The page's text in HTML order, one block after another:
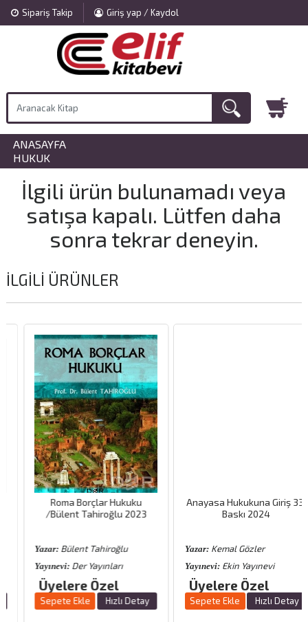
Sipariş Takip Giriş yap / Kaydol
ANASAYFA
HUKUK
İlgili ürün bulunamadı veya
satışa kapalı. Lütfen daha
sonra tekrar deneyin.
İLGILI ÜRÜNLER
Roma Borçlar Hukuku
/Bülent Tahiroğlu 2023
Yazar:Bülent Tahiroğlu
Yayınevi:Der Yayınları
Üyelere Özel
Sepete Ekle Hızlı Detay
Anayasa Hukukuna Giriş 33.
Baskı 2024
Yazar:Kemal Gözler
Yayınevi:Ekin Yayınevi
Üyelere Özel
Sepete Ekle Hızlı Detay